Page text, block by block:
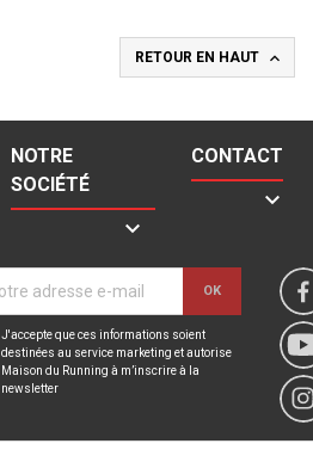
RETOUR EN HAUT 
NOTRE
SOCIÉTÉ

CONTACT

J'accepte que ces informations soient
destinées au service marketing et autorise
Maison du Running à m’inscrire à la
newsletter